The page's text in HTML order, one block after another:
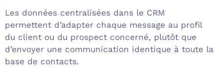
Les données centralisées dans le CRM
permettent d’adapter chaque message au profil
du client ou du prospect concerné, plutôt que
d’envoyer une communication identique à toute la
base de contacts.